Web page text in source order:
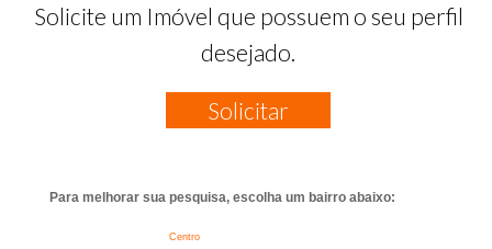
Solicite um Imóvel que possuem o seu perfil
desejado.
Solicitar
Para melhorar sua pesquisa, escolha um bairro abaixo:
Centro